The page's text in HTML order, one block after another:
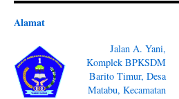
Alamat
Jalan A. Yani,
Komplek BPKSDM
Barito Timur, Desa
Matabu, Kecamatan